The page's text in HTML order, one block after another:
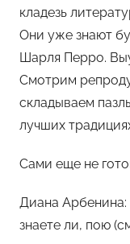
кладезь
Они уже знают
Шарля Перро.
Смотрим
складываем
лучших
Сами еще не
Диана Арбенина:
знаете ли, пою